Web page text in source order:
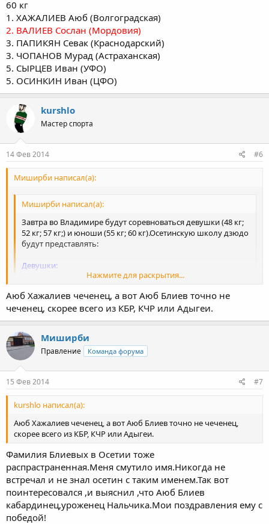
60 кг
1. ХАЖАЛИЕВ Аюб (Волгоградская)
2. ВАЛИЕВ Сослан (Мордовия)
3. ПАПИКЯН Севак (Краснодарский)
3. ЧОПАНОВ Мурад (Астраханская)
5. СЫРЦЕВ Иван (УФО)
5. ОСИНКИН Иван (ЦФО)
kurshlo
Мастер спорта
14 Фев 2014 #6
Миширби написал(а):
Миширби написал(а):
Завтра во Владимире будут соревноваться девушки (48 кг;
52 кг; 57 кг;) и юноши (55 кг; 60 кг).Осетинскую школу дзюдо
будут представлять:
Девушки:
57 кг- Ирэна Дзугутова; Алина Гагиева;
Юноши:
55 кг-Давид Келехсаев; Дмитрий Ларюков;
60 кк-Георгий Елбакиев;Зелимхан Цкаев;Сослан Валиев;
Нажмите для раскрытия...
Сегодня девушки выступили не совсем удачно,и не попали в
состав призеров.А вот юноши выступили неплохо.В 55 кг
Д.Келехсаев выиграл бронзовую медаль,а Сослан Валиев
уступив в финале стал серебренным призером в 60
кг.Победителями же стали два Аюба,Блиев (Кемеровская обл) и
Хожалиев (Волгоградская обл).Видимо оба победителя-
Нажмите для раскрытия...
Аюб Хажалиев чеченец, а вот Аюб Блиев точно не
чеченец, скорее всего из КБР, КЧР или Адыгеи.
Миширби
Правление Команда форума
15 Фев 2014 #7
kurshlo написал(а):
Аюб Хажалиев чеченец, а вот Аюб Блиев точно не чеченец,
скорее всего из КБР, КЧР или Адыгеи.
Фамилия Блиевых в Осетии тоже
распрастраненная.Меня смутило имя.Никогда не
встречал и не знал осетин с таким именем.Так вот
поинтересовался ,и выяснил ,что Аюб Блиев
кабардинец,уроженец Нальчика.Мои поздравления ему с
победой!